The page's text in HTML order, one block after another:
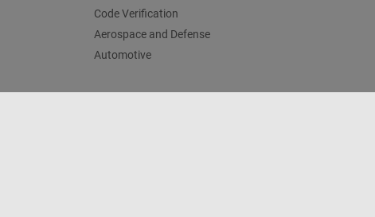
Code Verification
Aerospace and Defense
Automotive